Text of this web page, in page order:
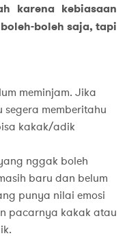
karena kebiasaan
boleh saja, tapi
meminjam. Jika
segera memberitahu
kakak/adik
nggak boleh
baru dan belum
punya nilai emosi
pacarnya kakak atau